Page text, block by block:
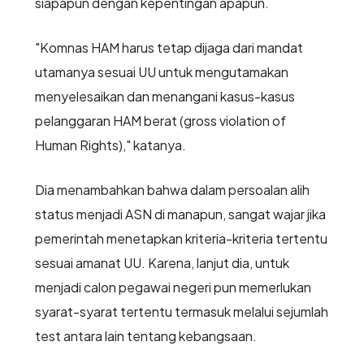
"Komnas HAM harus tetap dijaga dari mandat
utamanya sesuai UU untuk mengutamakan
menyelesaikan dan menangani kasus-kasus
pelanggaran HAM berat (gross violation of
Human Rights)," katanya.
Dia menambahkan bahwa dalam persoalan alih
status menjadi ASN di manapun, sangat wajar jika
pemerintah menetapkan kriteria-kriteria tertentu
sesuai amanat UU. Karena, lanjut dia, untuk
menjadi calon pegawai negeri pun memerlukan
syarat-syarat tertentu termasuk melalui sejumlah
test antara lain tentang kebangsaan.